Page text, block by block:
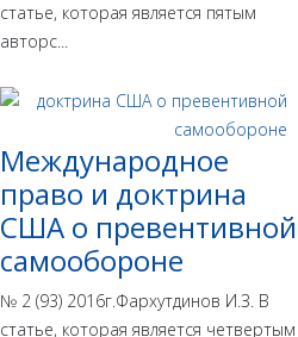
статье, которая является пятым
авторс...
Международное
право и доктрина
США о превентивной
самообороне
№ 2 (93) 2016г.Фархутдинов И.З. В
статье, которая является четвертым